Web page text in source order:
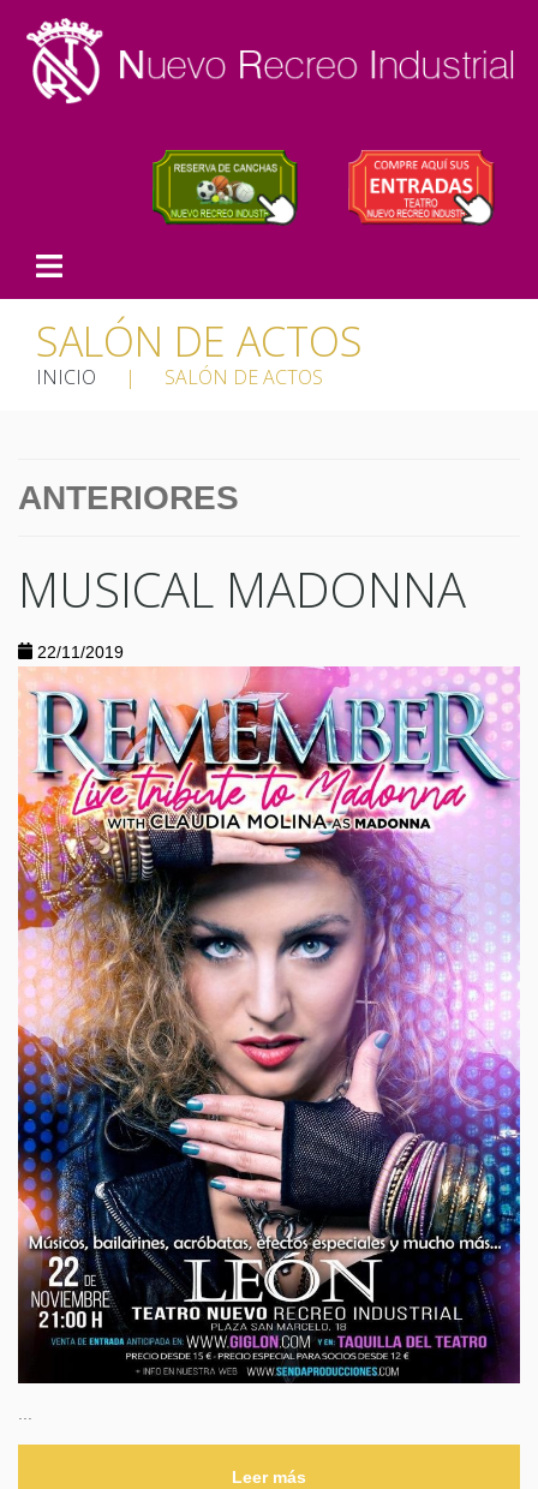
SALÓN DE ACTOS
INICIO | SALÓN DE ACTOS
ANTERIORES
MUSICAL MADONNA
22/11/2019
...
Leer más